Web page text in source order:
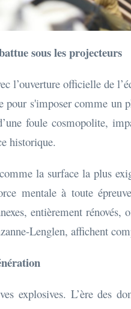
sous les projecteurs
l’ouverture officielle de
s'imposer comme un
foule cosmopolite,
historique.
la surface la plus
mentale à toute
entièrement
Lenglen, affichent
explosives. L’ère des